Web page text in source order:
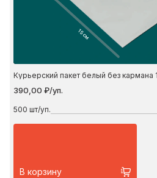
15 см
Курьерский пакет белый без кармана
390,00 ₽/уп.
500 шт/уп.
В корзину